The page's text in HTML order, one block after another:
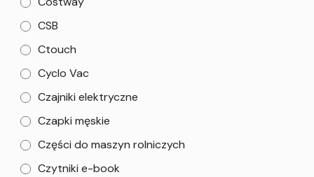
CSB
Ctouch
Cyclo Vac
Czajniki elektryczne
Czapki męskie
Części do maszyn rolniczych
Czytniki e-book